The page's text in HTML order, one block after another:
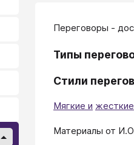
​​​​​​​​​​​​​​Переговоры -
Типы
Стили
Мягкие и жесткие
Материалы от